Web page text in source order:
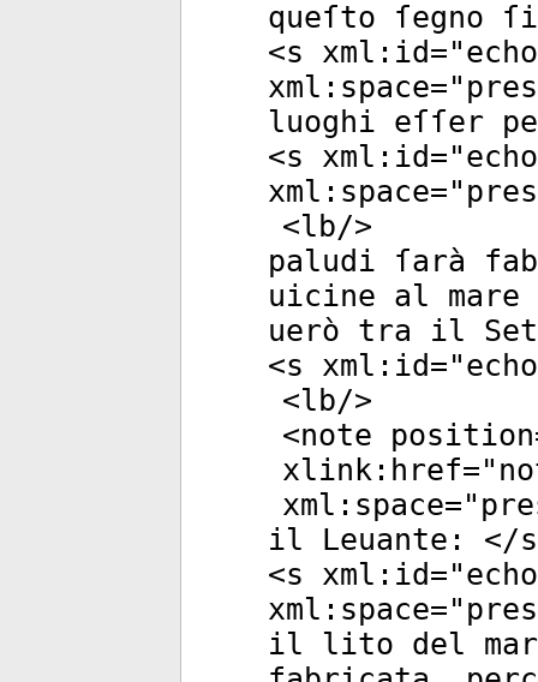
queſto ſegno
<s xml:id="
xml:space="
luoghi eſſer
<s xml:id="
xml:space="
<lb/>
paludi ſarà
uicine al mare
uerò tra il
<s xml:id="
<lb/>
<note position
xlink:href="
xml:space="
il Leuante: </s
<s xml:id="
xml:space="
il lito del